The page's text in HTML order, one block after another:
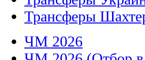
Трансферы
ЧМ 2026